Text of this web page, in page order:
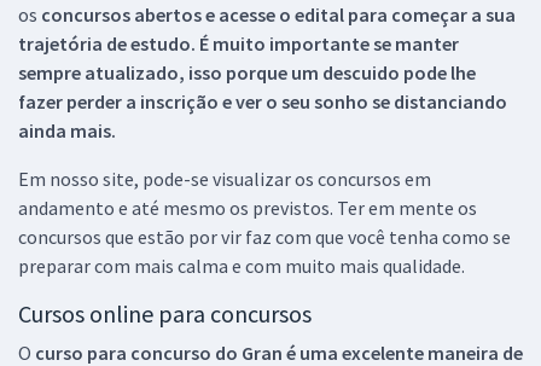
os concursos abertos e acesse o edital para começar a sua
trajetória de estudo. É muito importante se manter
sempre atualizado, isso porque um descuido pode lhe
fazer perder a inscrição e ver o seu sonho se distanciando
ainda mais.
Em nosso site, pode-se visualizar os concursos em
andamento e até mesmo os previstos. Ter em mente os
concursos que estão por vir faz com que você tenha como se
preparar com mais calma e com muito mais qualidade.
Cursos online para concursos
O curso para concurso do Gran é uma excelente maneira de